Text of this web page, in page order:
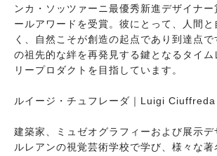
ンカ・ソッツァーニ最優秀新進デザイナー
ールアワードを受賞。彼にとって、人間と
く、自然こそが創造の起点であり到達点で
の祖先的な絆を再発見する鍵となるタイム
リープロダクトを目指しています。
ルイージ・チュフレーダ｜Luigi Ciuffreda
建築家、ミュゼオグラフィーおよび展示デ
ルレアンの視覚芸術学校で学び、様々な